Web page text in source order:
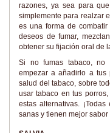
razones, ya sea para
simplemente para realzar
es una forma de
deseos de fumar,
obtener su fijación oral de
Si no fumas tabaco, no
empezar a añadirlo a tus
salud del tabaco, sobre
usar tabaco en tus
estas alternativas.
sanas y tienen mejor